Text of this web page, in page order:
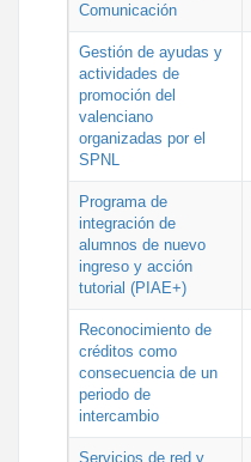
Comunicación
Gestión de ayudas y
actividades de
promoción del
valenciano
organizadas por el
SPNL
Programa de
integración de
alumnos de nuevo
ingreso y acción
tutorial (PIAE+)
Reconocimiento de
créditos como
consecuencia de un
periodo de
intercambio
Servicios de red y